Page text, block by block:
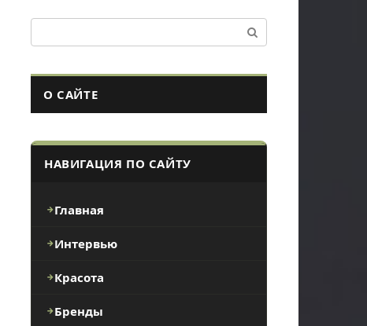
О САЙТЕ
НАВИГАЦИЯ ПО САЙТУ
Главная
Интервью
Красота
Бренды